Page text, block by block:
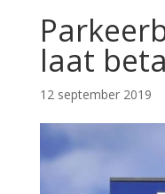
laat
12 september 2019